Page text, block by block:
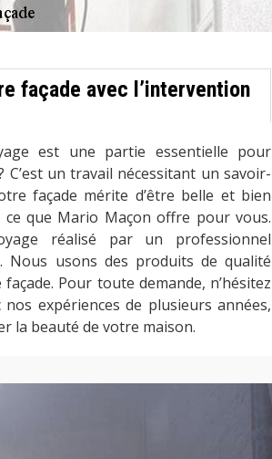
façade avec l’intervention
est une partie essentielle pour
C’est un travail nécessitant un savoir-
façade mérite d’être belle et bien
ce que Mario Maçon offre pour vous.
réalisé par un professionnel
Nous usons des produits de qualité
Pour toute demande, n’hésitez
expériences de plusieurs années,
la beauté de votre maison.